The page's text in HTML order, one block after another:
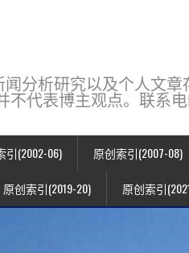
新闻分析研究以及个人
代表博主观点。联系电
引(2002-06) 原创索引(2007-08)
原创索引(2019-20) 原创索引